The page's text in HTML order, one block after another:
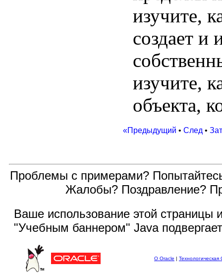
изучите,
создает и
изучите,
объекта,
«Предыдущий • След •
Проблемы с примерами?
Жалобы? Поздравление?
Ваше использование этой страницы
"Учебным баннером" Java
О Oracle | Технологическая